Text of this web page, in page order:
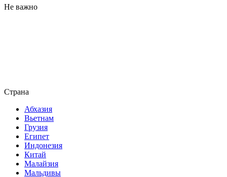
Не важно
Страна
Абхазия
Вьетнам
Грузия
Египет
Индонезия
Китай
Малайзия
Мальдивы